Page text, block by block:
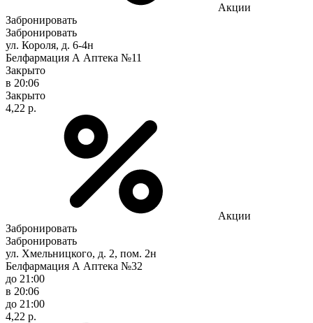
Акции
Забронировать
Забронировать
ул. Короля, д. 6-4н
Белфармация А Аптека №11
Закрыто
в 20:06
Закрыто
4,22 р.
Акции
Забронировать
Забронировать
ул. Хмельницкого, д. 2, пом. 2н
Белфармация А Аптека №32
до 21:00
в 20:06
до 21:00
4,22 р.